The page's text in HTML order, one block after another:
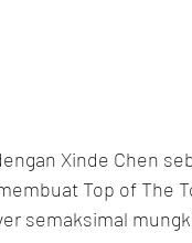
Xinde Chen
Top of The
semaksimal